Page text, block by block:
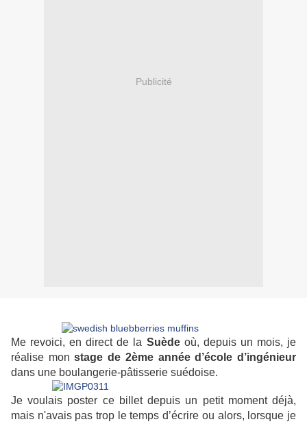
Publicité
Me revoici, en direct de la Suèdeoù, depuis un mois, je
réalise monstage de 2ème année d’école d’ingénieur
dans une boulangerie-pâtisserie suédoise.
Je voulais poster ce billet depuis un petit moment déjà,
mais n'avais pas trop le temps d’écrire ou alors, lorsque je